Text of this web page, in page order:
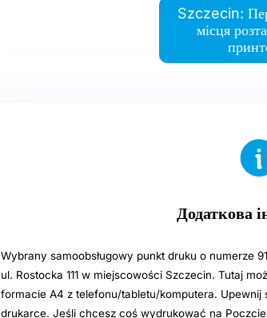
Szczecin:
місця
Додаткова
Wybrany samoobsługowy punkt druku o numerze
ul. Rostocka 111 w miejscowości Szczecin. Tutaj
formacie A4 z telefonu/tabletu/komputera. Upewnij
drukarce. Jeśli chcesz coś wydrukować na